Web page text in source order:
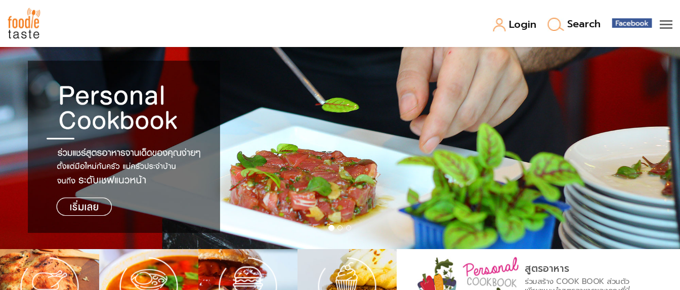
Login Search
สูตรอาหาร
สูตรอาหารล่าสุด
Top Foodie
พาไปชิม
สารพันก้นครัว
เคล็ดลับน่ารู้
เปรียบเทียบหน่วยการตวง
เปรียบเทียบอุณหภูมิ
เปรียบเทียบน้ำหนักวัตถุดิบ
ชั่งตวงเนย
FoodPedia
สร้าง Cookbook
สูตรอาหาร
ร่วมสร้าง COOK BOOK ส่วนตัว